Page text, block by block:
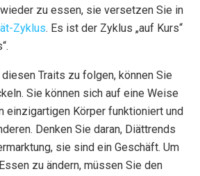
zu essen, sie versetzen Sie in
Zyklus. Es ist der Zyklus „auf Kurs“
Traits zu folgen, können Sie
Sie können sich auf eine Weise
einzigartigen Körper funktioniert und
Denken Sie daran, Diättrends
sie sind ein Geschäft. Um
zu ändern, müssen Sie den